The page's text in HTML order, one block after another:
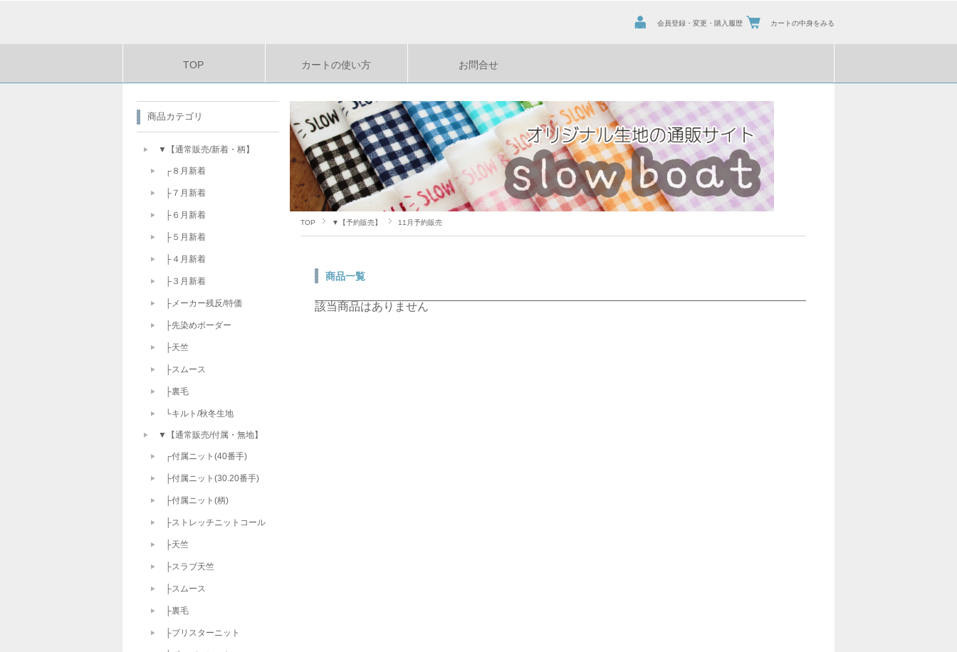
会員登録・変更・購入履歴 カートの中身をみる
TOP カートの使い方 お問合せ
TOP ▼【予約販売】 11月予約販売
商品一覧
該当商品はありません
商品カテゴリ
▼【通常販売/新着・柄】
┌８月新着
├７月新着
├６月新着
├５月新着
├４月新着
├３月新着
├メーカー残反/特価
├先染めボーダー
├天竺
├スムース
├裏毛
└キルト/秋冬生地
▼【通常販売/付属・無地】
┌付属ニット(40番手)
├付属ニット(30.20番手)
├付属ニット(柄)
├ストレッチニットコール
├天竺
├スラブ天竺
├スムース
├裏毛
├ブリスターニット